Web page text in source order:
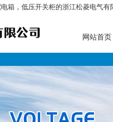
电箱，低压开关柜的浙江松菱电气
网站首页